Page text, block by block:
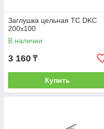
Заглушка цельная ТС DKC
200х100
В наличии
3 160 ₸
Купить